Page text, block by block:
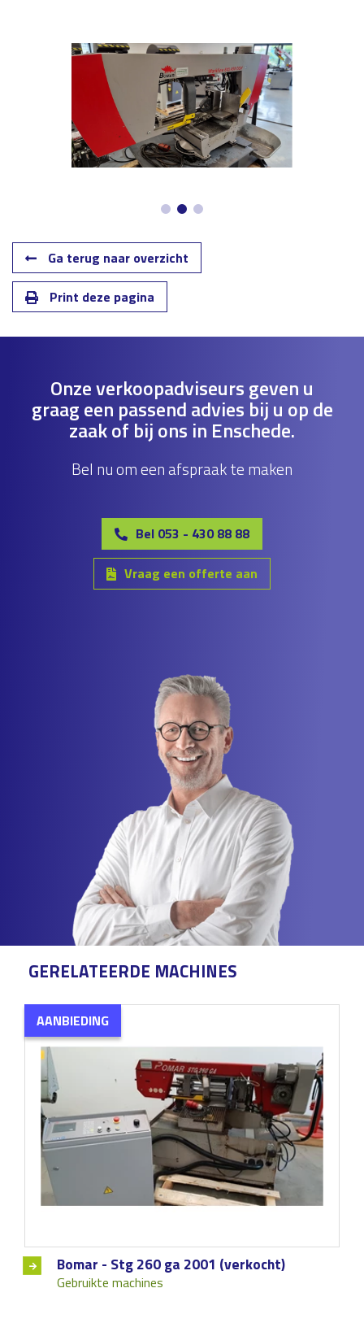
Ga terug naar overzicht
Print deze pagina
Onze verkoopadviseurs geven u
graag een passend advies bij u op de
zaak of bij ons in Enschede.
Bel nu om een afspraak te maken
Bel 053 - 430 88 88
Vraag een offerte aan
GERELATEERDE MACHINES
AANBIEDING
Bomar - Stg 260 ga 2001 (verkocht)
Gebruikte machines